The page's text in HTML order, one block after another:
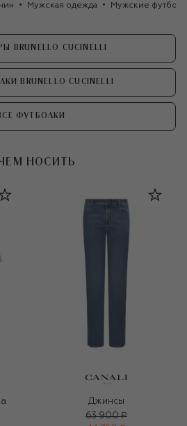
Мужская одежда Мужские
BRUNELLO CUCINELLI
BRUNELLO CUCINELLI
ФУТБОЛКИ
НОСИТЬ
Джинсы
63 900 ₽